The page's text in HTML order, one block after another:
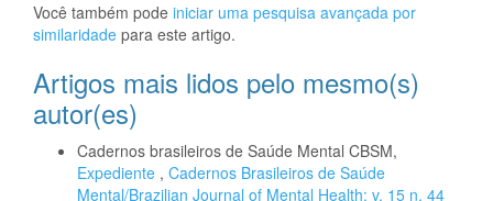
Você também pode iniciar uma pesquisa avançada por
similaridade para este artigo.
Artigos mais lidos pelo mesmo(s)
autor(es)
Cadernos brasileiros de Saúde Mental CBSM,
Expediente , Cadernos Brasileiros de Saúde
Mental/Brazilian Journal of Mental Health: v. 15 n. 44